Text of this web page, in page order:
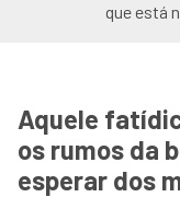
que está
Aquele
os rumos da
esperar dos